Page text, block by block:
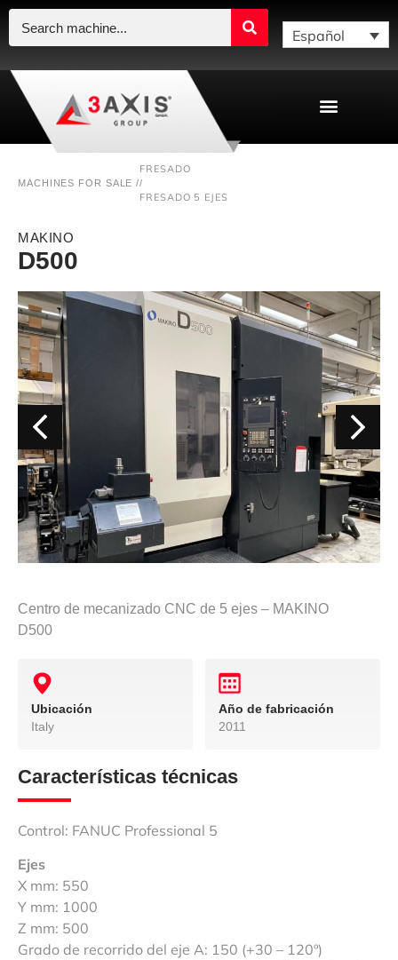
Español
MACHINES FOR SALE /
FRESADO
/
FRESADO 5 EJES
MAKINO
D500
Centro de mecanizado CNC de 5 ejes – MAKINO
D500
Ubicación
Italy
Año de fabricación
2011
Características técnicas
Control: FANUC Professional 5
Ejes
X mm: 550
Y mm: 1000
Z mm: 500
Grado de recorrido del eje A: 150 (+30 – 120º)